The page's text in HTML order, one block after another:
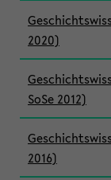
2020)
SoSe 2012)
2016)